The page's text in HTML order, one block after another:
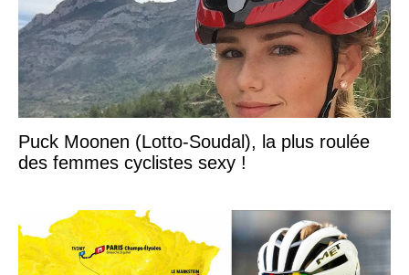
Puck Moonen (Lotto-Soudal), la plus roulée
des femmes cyclistes sexy !